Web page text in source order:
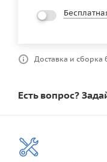
Доставка и сборка
Есть вопрос?